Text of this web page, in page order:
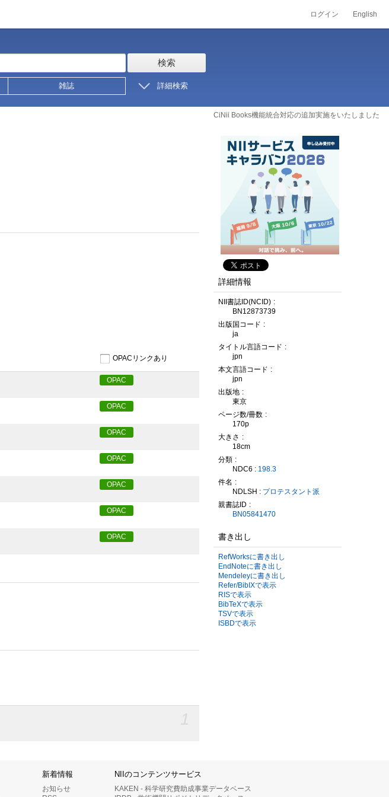
ログイン English
検索
雑誌 詳細検索
CiNii Books機能統合対応の追加実施をいたしました
OPACリンクあり
OPAC
OPAC
OPAC
OPAC
OPAC
OPAC
OPAC
詳細情報
NII書誌ID(NCID)
BN12873739
出版国コード
ja
タイトル言語コード
jpn
本文言語コード
jpn
出版地
東京
ページ数/冊数
170p
大きさ
18cm
分類
NDC6 : 198.3
件名
NDLSH : プロテスタント派
親書誌ID
BN05841470
書き出し
RefWorksに書き出し
EndNoteに書き出し
Mendeleyに書き出し
Refer/BibIXで表示
RISで表示
BibTeXで表示
TSVで表示
ISBDで表示
新着情報
お知らせ
NIIのコンテンツサービス
KAKEN - 科学研究費助成事業データベース